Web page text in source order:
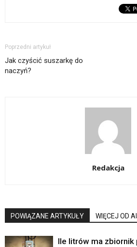
Poprzedni artykuł
Jak czyścić suszarkę do
naczyń?
Redakcja
POWIĄZANE ARTYKUŁY WIĘCEJ OD
Ile litrów ma zbiornik